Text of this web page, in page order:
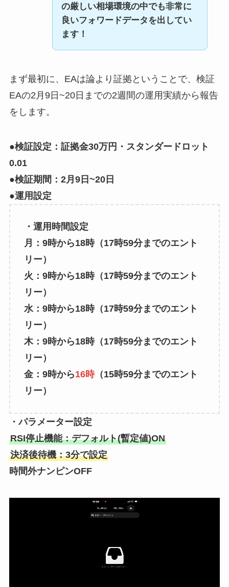
の厳しい相場環境の中でも非常に
良いフォワードデータを出してい
ます！
まず最初に、EAは論より証拠ということで、検証
EAの2月9日~20日までの2週間の運用実績から報告
をします。
●検証設定：証拠金30万円・スタンダードロット
0.01
●検証期間：2月9日~20日
●運用設定
・運用時間設定
月：9時から18時（17時59分までのエント
リー）
火：9時から18時（17時59分までのエント
リー）
水：9時から18時（17時59分までのエント
リー）
木：9時から18時（17時59分までのエント
リー）
金：9時から16時（15時59分までのエント
リー）
・パラメーター設定
RSI停止機能：デフォルト(暫定値)ON
決済後待機：3分で設定
時間外ナンピンOFF